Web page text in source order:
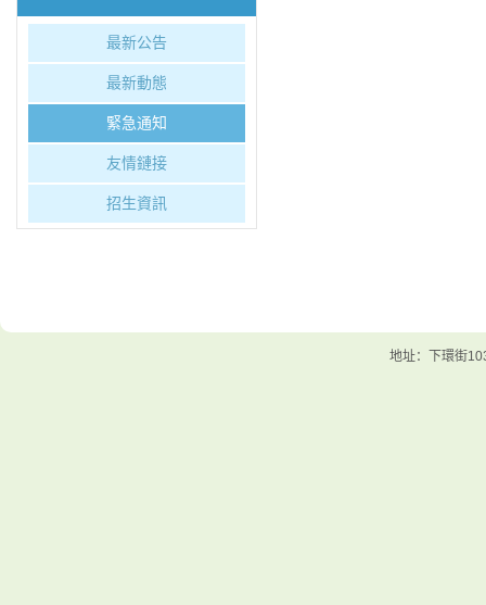
最新公告
最新動態
緊急通知
友情鏈接
招生資訊
地址：下環街